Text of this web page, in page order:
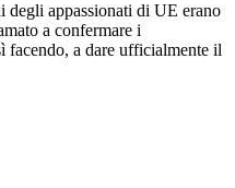
degli appassionati di UE erano
a confermare i
facendo, a dare ufficialmente il